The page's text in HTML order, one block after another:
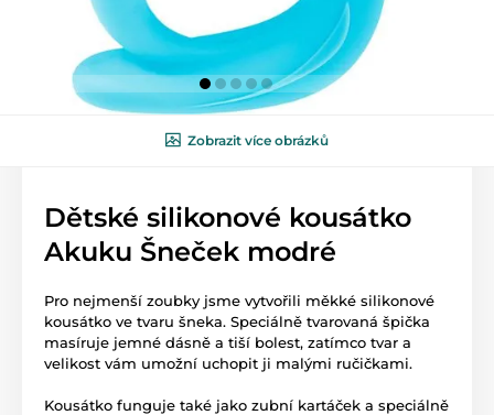
Zobrazit více obrázků
Dětské silikonové kousátko
Akuku Šneček modré
Pro nejmenší zoubky jsme vytvořili měkké silikonové
kousátko ve tvaru šneka. Speciálně tvarovaná špička
masíruje jemné dásně a tiší bolest, zatímco tvar a
velikost vám umožní uchopit ji malými ručičkami.
Kousátko funguje také jako zubní kartáček a speciálně